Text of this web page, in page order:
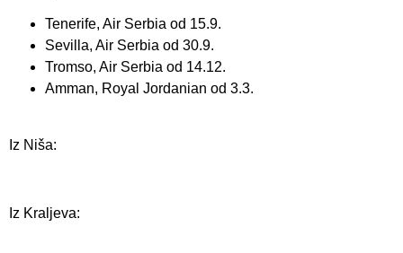
Tenerife, Air Serbia od 15.9.
Sevilla, Air Serbia od 30.9.
Tromso, Air Serbia od 14.12.
Amman, Royal Jordanian od 3.3.
Iz Niša:
Iz Kraljeva: